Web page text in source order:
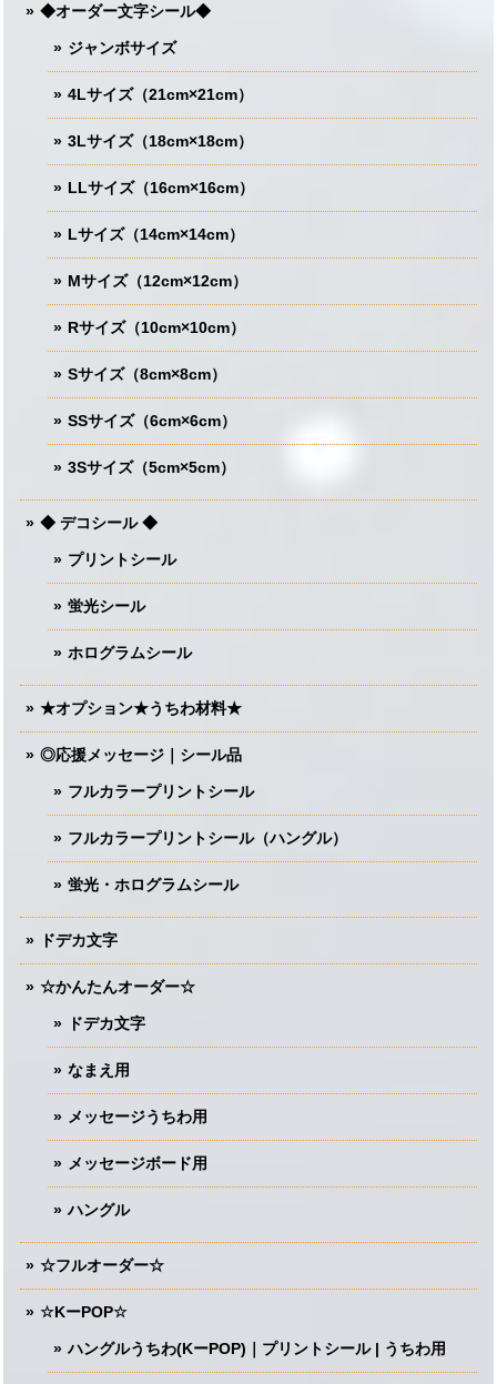
◆オーダー文字シール◆
ジャンボサイズ
4Lサイズ（21cm×21cm）
3Lサイズ（18cm×18cm）
LLサイズ（16cm×16cm）
Lサイズ（14cm×14cm）
Mサイズ（12cm×12cm）
Rサイズ（10cm×10cm）
Sサイズ（8cm×8cm）
SSサイズ（6cm×6cm）
3Sサイズ（5cm×5cm）
◆ デコシール ◆
プリントシール
蛍光シール
ホログラムシール
★オプション★うちわ材料★
◎応援メッセージ｜シール品
フルカラープリントシール
フルカラープリントシール（ハングル）
蛍光・ホログラムシール
ドデカ文字
☆かんたんオーダー☆
ドデカ文字
なまえ用
メッセージうちわ用
メッセージボード用
ハングル
☆フルオーダー☆
☆KーPOP☆
ハングルうちわ(KーPOP)｜プリントシール | うちわ用